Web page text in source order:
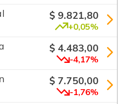
$ 9.821,80
+0,05%
$ 4.483,00
-4,17%
$ 7.750,00
-1,76%